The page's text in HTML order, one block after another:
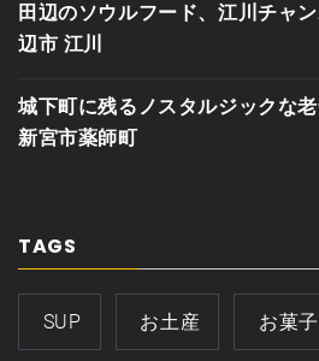
田辺のソウルフード、江川チャ
辺市 江川
城下町に残るノスタルジックな
新宮市薬師町
TAGS
SUP お土産 お菓子